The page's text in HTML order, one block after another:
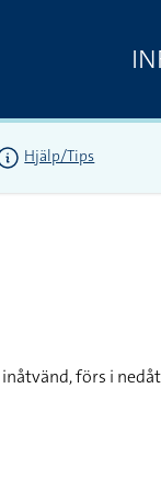
Hjälp/Tips
förs i